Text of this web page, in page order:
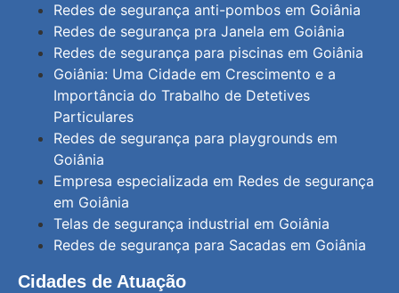
Redes de segurança anti-pombos em Goiânia
Redes de segurança pra Janela em Goiânia
Redes de segurança para piscinas em Goiânia
Goiânia: Uma Cidade em Crescimento e a
Importância do Trabalho de Detetives
Particulares
Redes de segurança para playgrounds em
Goiânia
Empresa especializada em Redes de segurança
em Goiânia
Telas de segurança industrial em Goiânia
Redes de segurança para Sacadas em Goiânia
Cidades de Atuação